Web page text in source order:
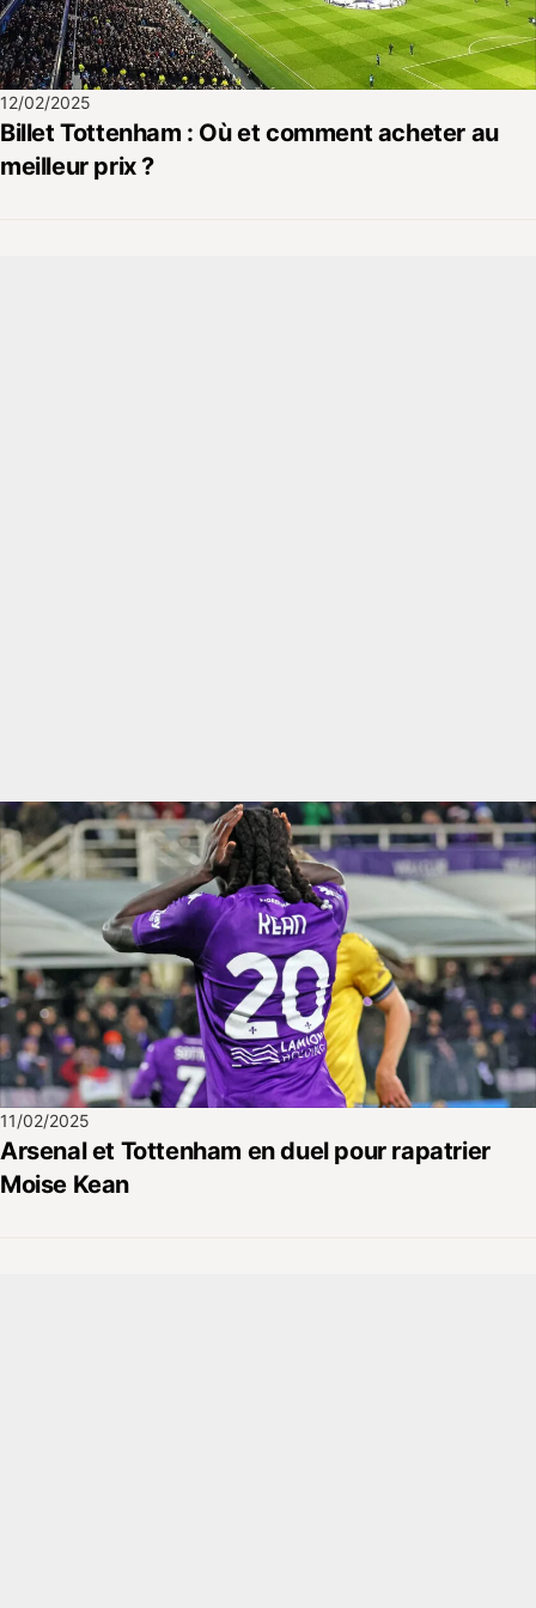
12/02/2025
Billet Tottenham : Où et comment acheter au
meilleur prix ?
11/02/2025
Arsenal et Tottenham en duel pour rapatrier
Moise Kean